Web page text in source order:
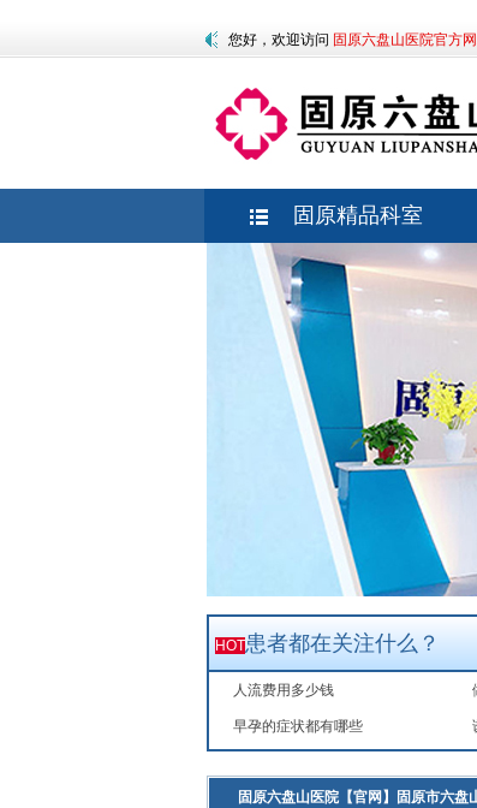
您好，欢迎访问 固原六盘山医院官方
固原精品科室
HOT患者都在关注什么？
人流费用多少钱
早孕的症状都有哪些
固原六盘山医院【官网】固原市六